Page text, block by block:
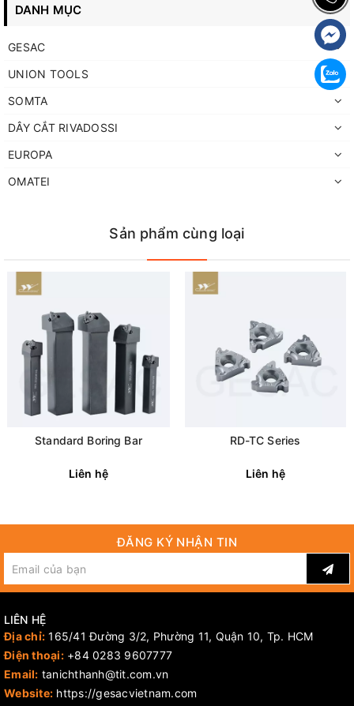
DANH MỤC
GESAC
UNION TOOLS
SOMTA
DÂY CẮT RIVADOSSI
EUROPA
OMATEI
Sản phẩm cùng loại
Standard Boring Bar
Liên hệ
RD-TC Series
Liên hệ
ĐĂNG KÝ NHẬN TIN
LIÊN HỆ
Địa chỉ: 165/41 Đường 3/2, Phường 11, Quận 10, Tp. HCM
Điện thoại: +84 0283 9607777
Email: tanichthanh@tit.com.vn
Website: https://gesacvietnam.com